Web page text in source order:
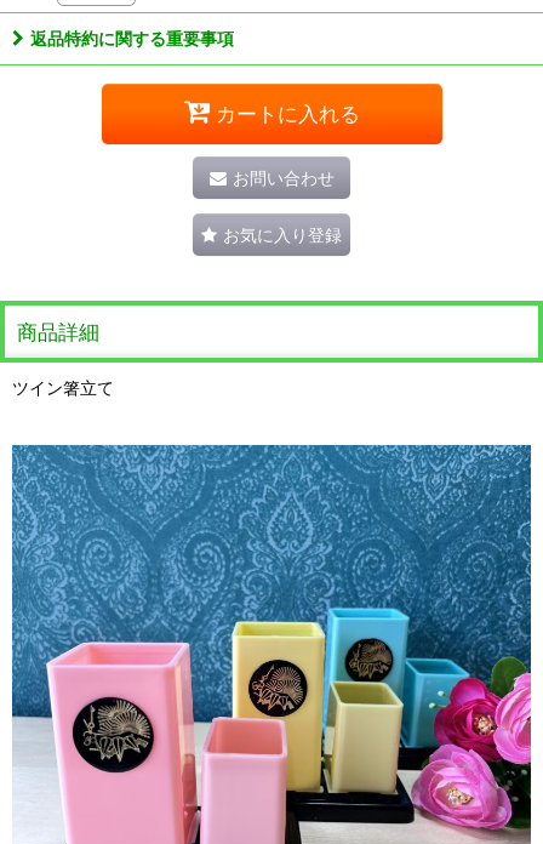
返品特約に関する重要事項
カートに入れる
お問い合わせ
お気に入り登録
商品詳細
ツイン箸立て